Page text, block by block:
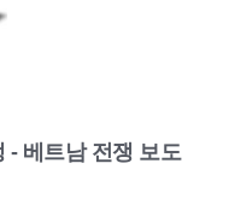
- 베트남 전쟁 보도